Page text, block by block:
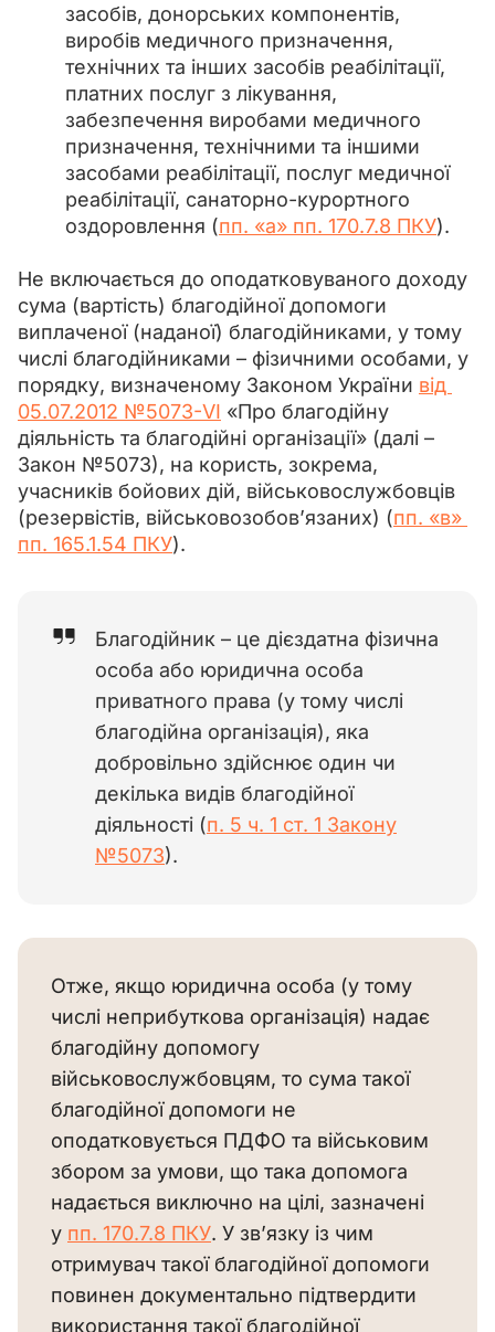
засобів, донорських компонентів,
виробів медичного призначення,
технічних та інших засобів реабілітації,
платних послуг з лікування,
забезпечення виробами медичного
призначення, технічними та іншими
засобами реабілітації, послуг медичної
реабілітації, санаторно-курортного
оздоровлення (пп. «а» пп. 170.7.8 ПКУ).
Не включається до оподатковуваного доходу
сума (вартість) благодійної допомоги
виплаченої (наданої) благодійниками, у тому
числі благодійниками – фізичними особами, у
порядку, визначеному Законом України від
05.07.2012 №5073-VI «Про благодійну
діяльність та благодійні організації» (далі –
Закон №5073), на користь, зокрема,
учасників бойових дій, військовослужбовців
(резервістів, військовозобов’язаних) (пп. «в»
пп. 165.1.54 ПКУ).
Благодійник – це дієздатна фізична
особа або юридична особа
приватного права (у тому числі
благодійна організація), яка
добровільно здійснює один чи
декілька видів благодійної
діяльності (п. 5 ч. 1 ст. 1 Закону
№5073).
Отже, якщо юридична особа (у тому
числі неприбуткова організація) надає
благодійну допомогу
військовослужбовцям, то сума такої
благодійної допомоги не
оподатковується ПДФО та військовим
збором за умови, що така допомога
надається виключно на цілі, зазначені
у пп. 170.7.8 ПКУ. У зв’язку із чим
отримувач такої благодійної допомоги
повинен документально підтвердити
використання такої благодійної